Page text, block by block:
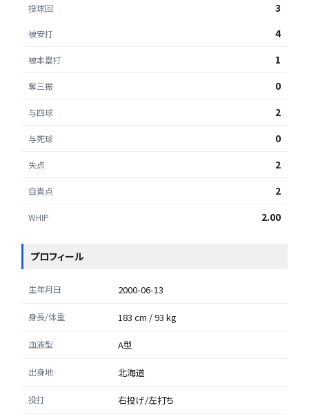
投球回 3
被安打 4
被本塁打 1
奪三振 0
与四球 2
与死球 0
失点 2
自責点 2
WHIP 2.00
プロフィール
生年月日 2000-06-13
身長/体重 183 cm / 93 kg
血液型 A型
出身地 北海道
投打 右投げ/左打ち